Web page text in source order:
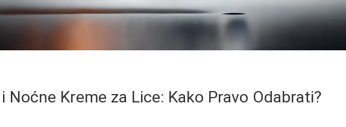
Noćne Kreme za Lice: Kako Pravo Odabrati?